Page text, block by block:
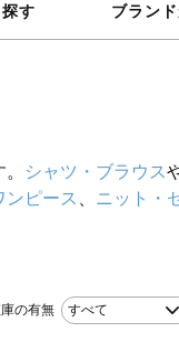
す ブラン
シャツ・ブラウス
ンピース ニット・
の有無 すべて